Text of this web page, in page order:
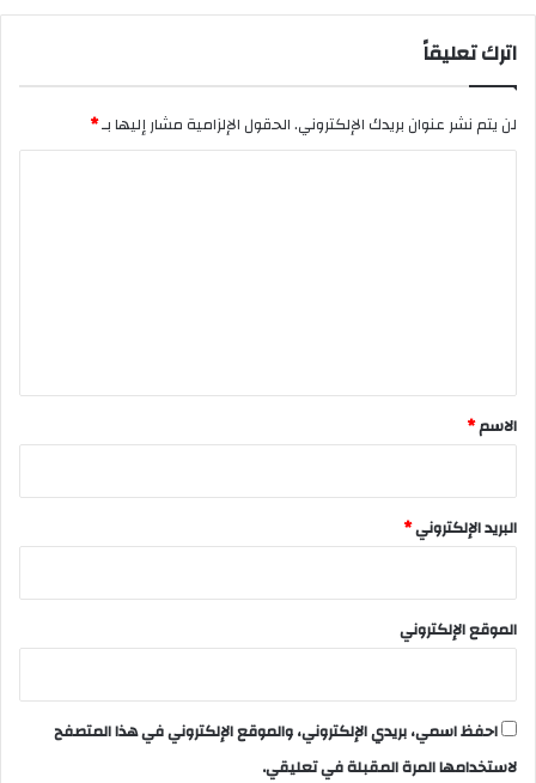
اترك تعليقاً
لن يتم نشر عنوان بريدك الإلكتروني.الحقول الإلزامية مشار إليها بـ*
*
الاسم*
البريد الإلكتروني*
الموقع الإلكتروني
احفظ اسمي، بريدي الإلكتروني، والموقع الإلكتروني في هذا المتصفح
لاستخدامها المرة المقبلة في تعليقي.